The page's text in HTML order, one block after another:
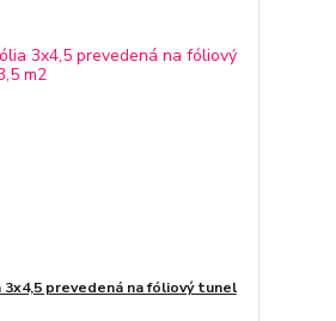
3x4,5 prevedená na fóliový tunel